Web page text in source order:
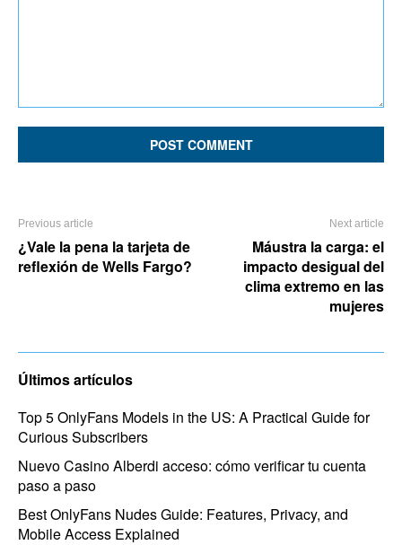
Previous article
¿Vale la pena la tarjeta de
reflexión de Wells Fargo?
Next article
Máustra la carga: el
impacto desigual del
clima extremo en las
mujeres
Últimos artículos
Top 5 OnlyFans Models in the US: A Practical Guide for
Curious Subscribers
Nuevo Casino Alberdi acceso: cómo verificar tu cuenta
paso a paso
Best OnlyFans Nudes Guide: Features, Privacy, and
Mobile Access Explained